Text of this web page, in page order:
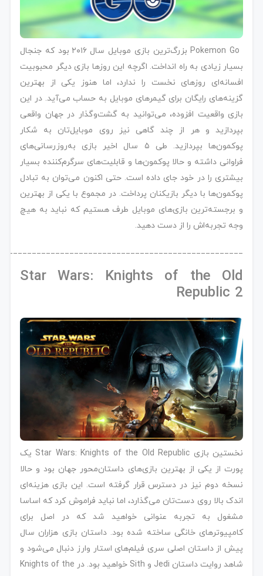
Pokemon Go بزرگ‌ترین بازی موبایل سال ۲۰۱۶ بود که جنجال
بسیار زیادی به راه انداخت. اگرچه این‌ روزها بازی دیگر محبوبیت
افسانه‌ای روزهای نخست را ندارد، اما هنوز یکی از بهترین
گزینه‌های رایگان برای گیمرهای موبایل به حساب می‌آید. در این
بازی واقعیت افزوده، می‌توانید به گشت‌وگذار در جهان واقعی
بپردازید و هر از چند گاهی نیز روی موبایل‌تان به شکار
پوکمون‌ها بپردازید. طی ۵ سال اخیر بازی به‌روزرسانی‌های
فراوانی داشته و حالا پوکمون‌ها و قابلیت‌های سرگرم‌کننده بسیار
بیشتری را در خود جای داده است. حتی اکنون می‌توان به تبادل
پوکمون‌ها با دیگر بازیکنان پرداخت. در مجموع با یکی از بهترین
و برجسته‌ترین بازی‌های موبایل طرف هستیم که نباید به هیچ
وجه تجربه‌اش را از دست دهید.
Star Wars: Knights of the Old
Republic 2
نخستین بازی Star Wars: Knights of the Old Republic یک
پورت از یکی از بهترین بازی‌های داستان‌محور جهان بود و حالا
نسخه دوم نیز در دسترس قرار گرفته است. این بازی هزینه‌ای
اندک بالا روی دست‌تان می‌گذارد، اما نباید فراموش کرد که اساسا
مشغول به تجربه عنوانی خواهید شد که در اصل برای
کامپیوترهای خانگی ساخته شده بود. داستان بازی هزاران سال
پیش از داستان اصلی سری فیلم‌های استار وارز دنبال می‌شود و
شاهد روایت داستان Jedi و Sith خواهید بود. در Knights of the